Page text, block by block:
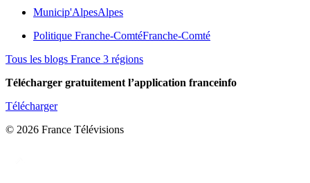
Municip'AlpesAlpes
Politique Franche-ComtéFranche-Comté
Tous les blogs France 3 régions
Télécharger gratuitement l’application franceinfo
Télécharger
© 2026 France Télévisions